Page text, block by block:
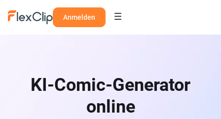
Anmelden
KI-Comic-Generator
online